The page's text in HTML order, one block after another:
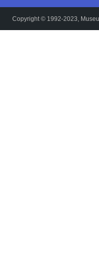
Copyright © 1992-2023,